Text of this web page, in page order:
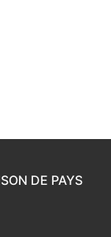
DE PAYS